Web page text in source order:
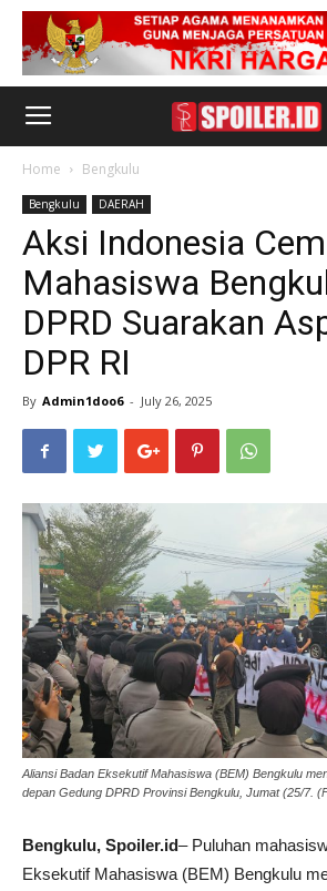
Home Bengkulu
Bengkulu DAERAH
Aksi Indonesia
Mahasiswa
DPRD Suarakan
DPR RI
By Admin1doo6 - July 26, 2025
Aliansi Badan Eksekutif Mahasiswa (BEM) Bengkulu
depan Gedung DPRD Provinsi Bengkulu, Jumat (25/7.
Bengkulu, Spoiler.id– Puluhan
Eksekutif Mahasiswa (BEM) Bengkulu